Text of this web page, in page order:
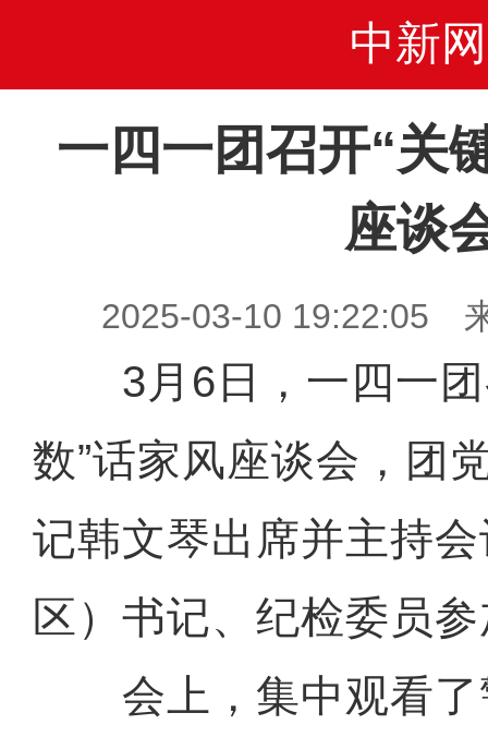
中新网
一四一团召开“关
座谈
2025-03-10 19:22:05
3月6日，一四一团
数”话家风座谈会，团
记韩文琴出席并主持
区）书记、纪检委员
会上，集中观看了